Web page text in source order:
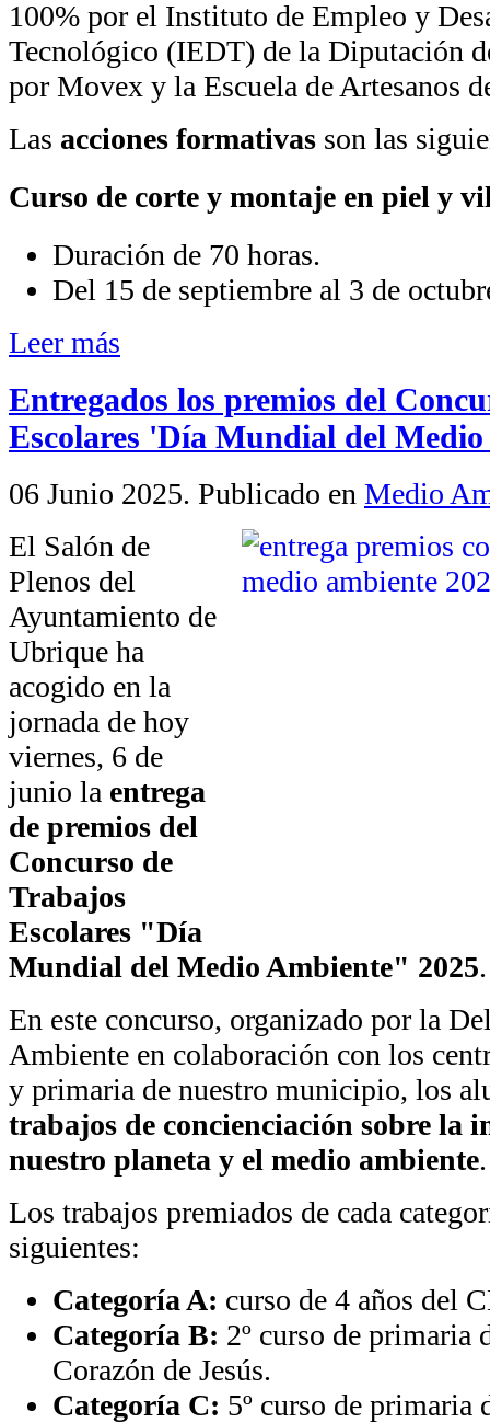
100% por el Instituto de Empleo y
Tecnológico (IEDT) de la Diputación
por Movex y la Escuela de Artesanos
Las acciones formativas son las
Curso de corte y montaje en piel y
Duración de 70 horas.
Del 15 de septiembre al 3 de
Leer más
Entregados los premios del
Escolares 'Día Mundial del
06 Junio 2025. Publicado en Medio
El Salón de
Plenos del
Ayuntamiento de
Ubrique ha
acogido en la
jornada de hoy
viernes, 6 de
junio la entrega
de premios del
Concurso de
Trabajos
Escolares "Día
Mundial del Medio Ambiente" 2025.
En este concurso, organizado por la
Ambiente en colaboración con los
y primaria de nuestro municipio, los
trabajos de concienciación sobre la
nuestro planeta y el medio ambiente.
Los trabajos premiados de cada
siguientes:
Categoría A: curso de 4 años del
Categoría B: 2º curso de primaria
Corazón de Jesús.
Categoría C: 5º curso de primaria